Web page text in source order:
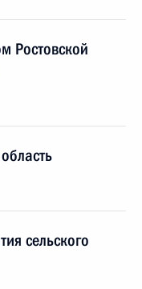
Ростовской
сельского